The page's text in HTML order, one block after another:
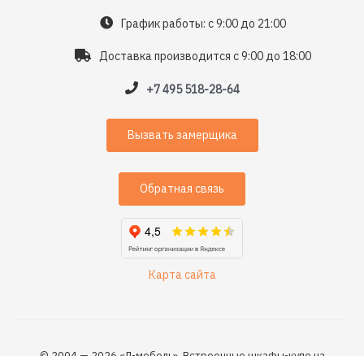
График работы: с 9:00 до 21:00
Доставка производится с 9:00 до 18:00
+7 495 518-28-64
Вызвать замерщика
Обратная связь
Карта сайта